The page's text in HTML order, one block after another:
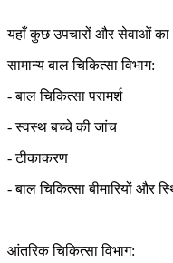
यहाँ कुछ उपचारों और सेवाओं का
सामान्य बाल चिकित्सा विभाग:
- बाल चिकित्सा परामर्श
- स्वस्थ बच्चे की जांच
- टीकाकरण
- बाल चिकित्सा बीमारियों और
आंतरिक चिकित्सा विभाग: